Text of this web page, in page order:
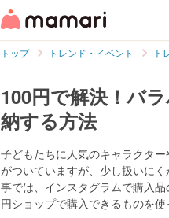
トップ トレンド・イベント ト
100円で解決！バ
納する方法
子どもたちに人気のキャラクタ
がついていますが、少し扱いに
事では、インスタグラムで購入
円ショップで購入できるものを